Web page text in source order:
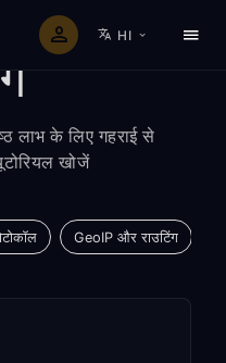
HI
लाभ के लिए गहराई से
खोजें
GeoIP और राउटिंग